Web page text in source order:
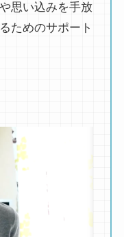
思い込みを手放
ためのサポート